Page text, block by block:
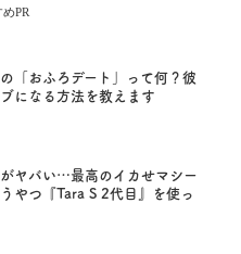
PR
「おふろデート」って何？彼
になる方法を教えます
ヤバい…最高のイカせマシー
やつ『Tara S 2代目』を使っ